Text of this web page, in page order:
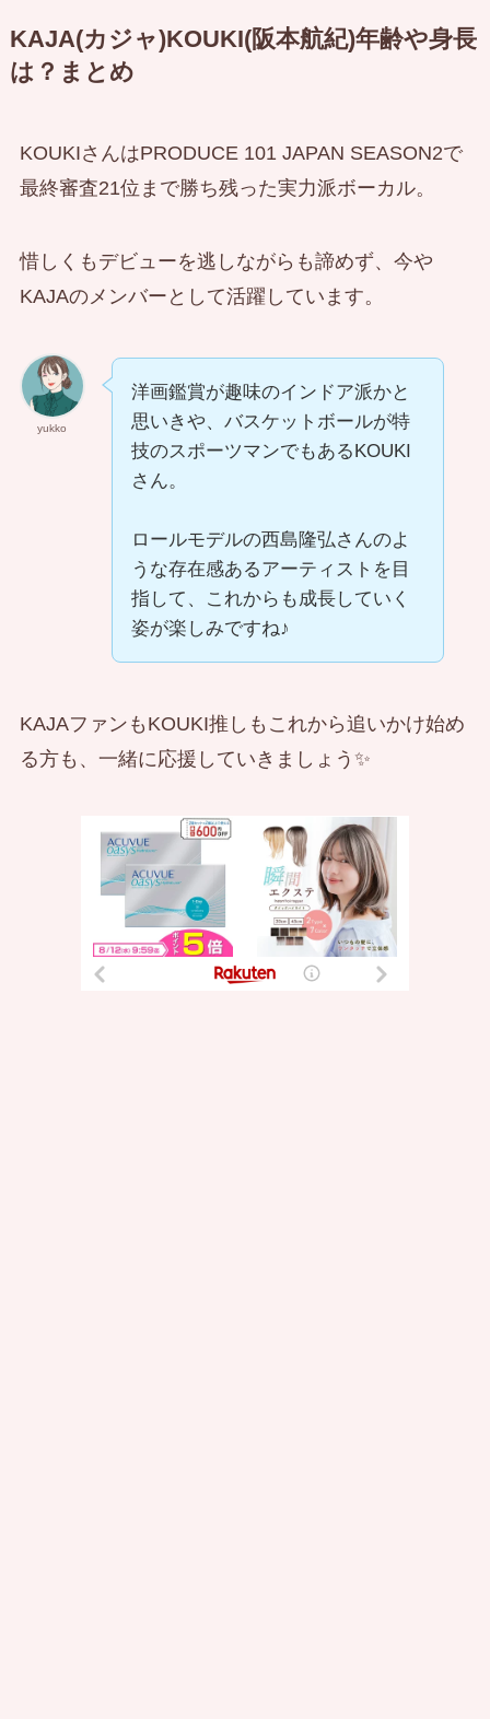
KAJA(カジャ)KOUKI(阪本航紀)年齢や身長
は？まとめ
KOUKIさんはPRODUCE 101 JAPAN SEASON2で
最終審査21位まで勝ち残った実力派ボーカル。
惜しくもデビューを逃しながらも諦めず、今や
KAJAのメンバーとして活躍しています。
yukko
洋画鑑賞が趣味のインドア派かと
思いきや、バスケットボールが特
技のスポーツマンでもあるKOUKI
さん。
ロールモデルの西島隆弘さんのよ
うな存在感あるアーティストを目
指して、これからも成長していく
姿が楽しみですね♪
KAJAファンもKOUKI推しもこれから追いかけ始め
る方も、一緒に応援していきましょう✨